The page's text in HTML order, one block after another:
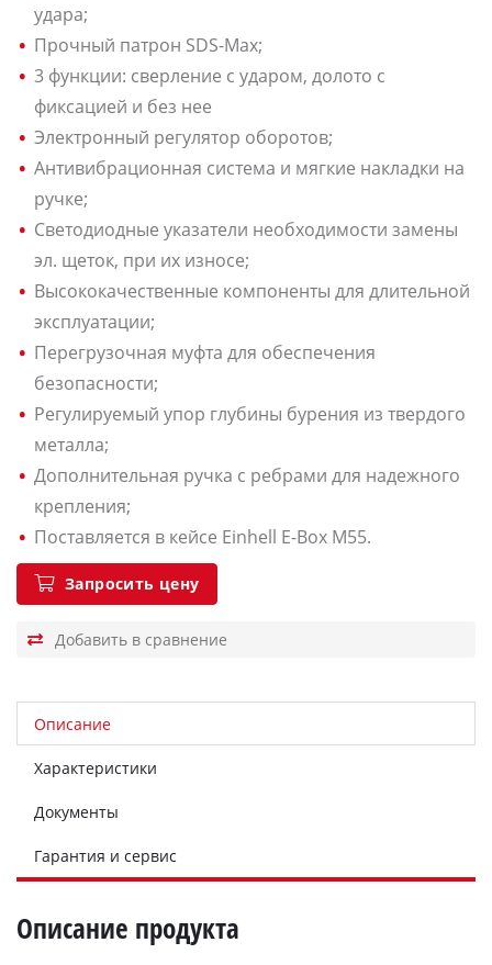
удара;
Прочный патрон SDS-Max;
3 функции: сверление с ударом, долото с
фиксацией и без нее
Электронный регулятор оборотов;
Антивибрационная система и мягкие накладки на
ручке;
Светодиодные указатели необходимости замены
эл. щеток, при их износе;
Высококачественные компоненты для длительной
эксплуатации;
Перегрузочная муфта для обеспечения
безопасности;
Регулируемый упор глубины бурения из твердого
металла;
Дополнительная ручка с ребрами для надежного
крепления;
Поставляется в кейсе Einhell E-Box M55.
Запросить цену
Описание
Характеристики
Документы
Гарантия и сервис
Описание продукта